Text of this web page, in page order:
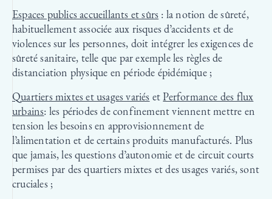
Espaces publics accueillants et sûrs : la notion de sûreté,
habituellement associée aux risques d’accidents et de
violences sur les personnes, doit intégrer les exigences de
sûreté sanitaire, telle que par exemple les règles de
distanciation physique en période épidémique ;
Quartiers mixtes et usages variés etPerformance des flux
urbains: les périodes de confinement viennent mettre en
tension les besoins en approvisionnement de
l’alimentation et de certains produits manufacturés. Plus
que jamais, les questions d’autonomie et de circuit courts
permises par des quartiers mixtes et des usages variés, sont
cruciales ;